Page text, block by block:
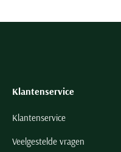
Klantenservice
Klantenservice
Veelgestelde vragen